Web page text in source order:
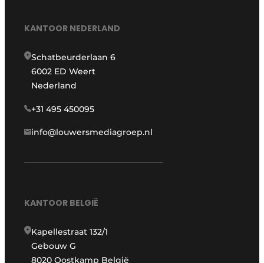
KANTOOR NEDERLAND
Schatbeurderlaan 6
6002 ED Weert
Nederland
+31 495 450095
info@louwersmediagroep.nl
KANTOOR BELGIË
Kapellestraat 132/1
Gebouw G
8020 Oostkamp België